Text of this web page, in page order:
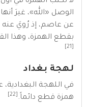
الوصل «الله»، غيرَ
عن عاصم، إذ رُويَ عنه
بقطع الهمزة، وهذا
لهجة بغداد
في اللهجة البغدادية،
همزة قطع دائماً.